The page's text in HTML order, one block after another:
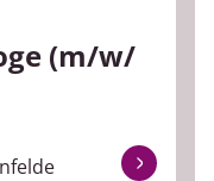
(m/w/